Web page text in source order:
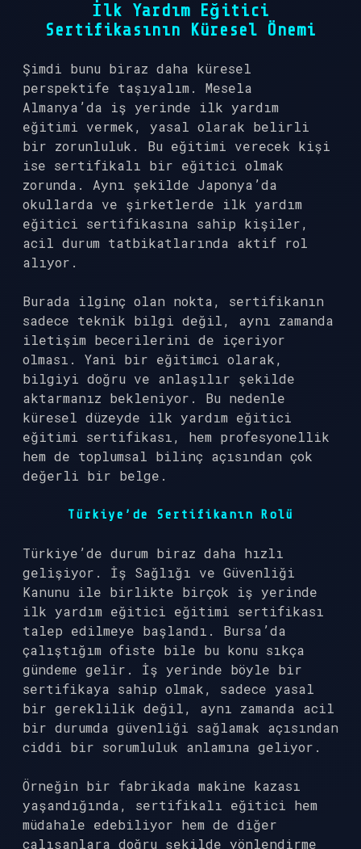
İlk Yardım Eğitici
Sertifikasının Küresel Önemi
Şimdi bunu biraz daha küresel
perspektife taşıyalım. Mesela
Almanya’da iş yerinde ilk yardım
eğitimi vermek, yasal olarak belirli
bir zorunluluk. Bu eğitimi verecek kişi
ise sertifikalı bir eğitici olmak
zorunda. Aynı şekilde Japonya’da
okullarda ve şirketlerde ilk yardım
eğitici sertifikasına sahip kişiler,
acil durum tatbikatlarında aktif rol
alıyor.
Burada ilginç olan nokta, sertifikanın
sadece teknik bilgi değil, aynı zamanda
iletişim becerilerini de içeriyor
olması. Yani bir eğitimci olarak,
bilgiyi doğru ve anlaşılır şekilde
aktarmanız bekleniyor. Bu nedenle
küresel düzeyde ilk yardım eğitici
eğitimi sertifikası, hem profesyonellik
hem de toplumsal bilinç açısından çok
değerli bir belge.
Türkiye’de Sertifikanın Rolü
Türkiye’de durum biraz daha hızlı
gelişiyor. İş Sağlığı ve Güvenliği
Kanunu ile birlikte birçok iş yerinde
ilk yardım eğitici eğitimi sertifikası
talep edilmeye başlandı. Bursa’da
çalıştığım ofiste bile bu konu sıkça
gündeme gelir. İş yerinde böyle bir
sertifikaya sahip olmak, sadece yasal
bir gereklilik değil, aynı zamanda acil
bir durumda güvenliği sağlamak açısından
ciddi bir sorumluluk anlamına geliyor.
Örneğin bir fabrikada makine kazası
yaşandığında, sertifikalı eğitici hem
müdahale edebiliyor hem de diğer
çalışanlara doğru şekilde yönlendirme